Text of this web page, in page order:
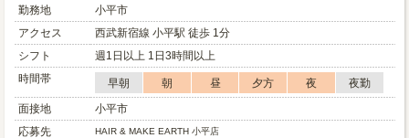
勤務地
小平市
アクセス
西武新宿線 小平駅 徒歩 1分
シフト
週1日以上 1日3時間以上
時間帯
早朝 朝 昼 夕方 夜
夜勤
面接地
小平市
応募先
HAIR & MAKE EARTH 小平店